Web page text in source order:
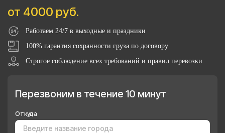
от 4000 руб.
Работаем 24/7 в выходные и праздники
100% гарантия сохранности груза по договору
Строгое соблюдение всех требований и правил перевозки
Перезвоним в течение 10 минут
Откуда